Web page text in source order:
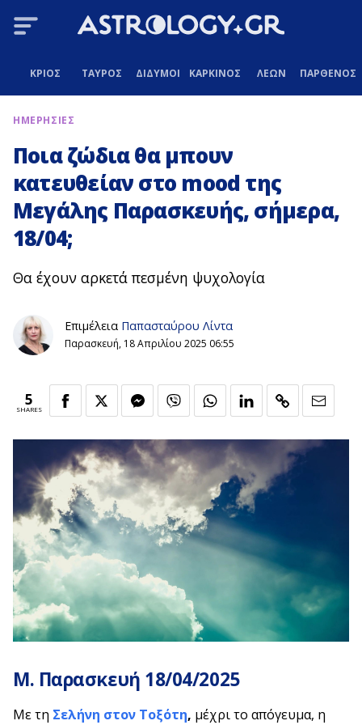
ΚΡΙΟΣ ΤΑΥΡΟΣ ΔΙΔΥΜΟΙ ΚΑΡΚΙΝΟΣ ΛΕΩΝ ΠΑΡΘΕΝΟΣ
ΗΜΕΡΗΣΙΕΣ
Ποια ζώδια θα μπουν
κατευθείαν στο mood της
Μεγάλης Παρασκευής, σήμερα,
18/04;
Θα έχουν αρκετά πεσμένη ψυχολογία
Επιμέλεια Παπασταύρου Λίντα
Παρασκευή, 18 Απριλίου 2025 06:55
5
SHARES
Μ. Παρασκευή 18/04/2025
Mε τη Σελήνη στον Τοξότη, μέχρι το απόγευμα, η